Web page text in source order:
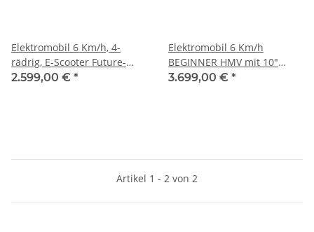
Elektromobil 6 Km/h, 4-
rädrig, E-Scooter Future-
Bikes "MINI" - transportabel
2.599,00 € *
Elektromobil 6 Km/h
BEGINNER HMV mit 10"
VOLLGUMMI-REIFEN Farbe
3.699,00 € *
Artikel 1 - 2 von 2